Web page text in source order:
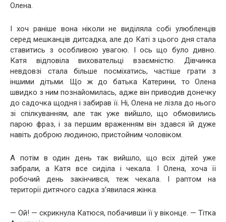
Олена.
І хоч раніше вона ніколи не виділяла собі улюбленців
серед мешканців дитсадка, але до Каті з цього дня стала
ставитись з особливою увагою. І ось що було дивно.
Катя відповіла виховательці взаємністю. Дівчинка
невдовзі стала більше посміхатись, частіше грати з
іншими дітьми. Що ж до батька Катерини, то Олена
швидко з ним познайомилась, адже він приводив донечку
до садочка щодня і забирав її. Ні, Олена не лізла до нього
зі спілкуванням, але так уже вийшло, що обмовились
парою фраз, і за першим враженням він здався їй дуже
навіть доброю людиною, пристойним чоловіком.
А потім в один день так вийшло, що всіх дітей уже
забрали, а Катя все сиділа і чекала. І Олена, хоча її
робочий день закінчився, теж чекала. І раптом на
території дитячого садка з’явилася жінка.
— Ой! — скрикнула Катюся, побачивши її у віконце. — Тітка